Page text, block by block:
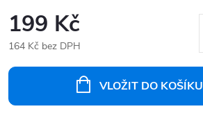
199 Kč
164 Kč bez DPH
VLOŽIT DO KOŠÍKU